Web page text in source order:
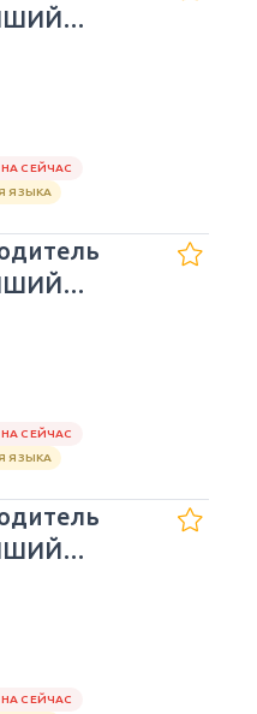
- 9500
СЕЙЧАС
ЯЗЫКА
- 9500
СЕЙЧАС
ЯЗЫКА
- 9500
СЕЙЧАС